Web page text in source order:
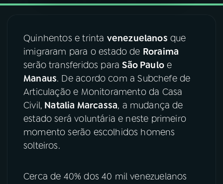
08FESTIVAL DE MÚSICA
YouTube Facebook
Instagram X
Quinhentos e trinta venezuelanos que
imigraram para o estado de Roraima
serão transferidos paraSão Pauloe
Manaus. De acordo com a Subchefe de
Articulação e Monitoramento da Casa
Civil, Natalia Marcassa, a mudança de
estado será voluntária e neste primeiro
momento serão escolhidos homens
solteiros.
Cerca de 40% dos 40 mil venezuelanos